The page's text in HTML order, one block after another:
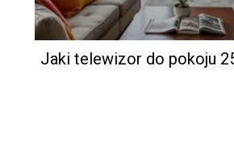
Jaki telewizor do pokoju